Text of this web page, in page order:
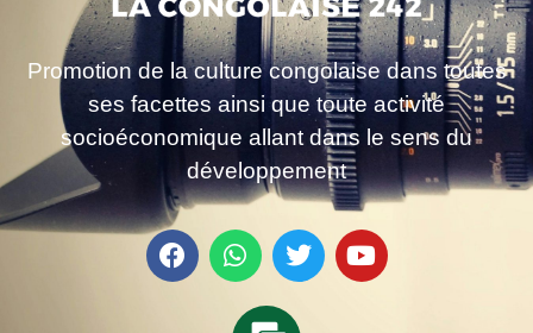
Promotion de la culture congolaise dans toutes
ses facettes ainsi que toute activité
socioéconomique allant dans le sens du
développement